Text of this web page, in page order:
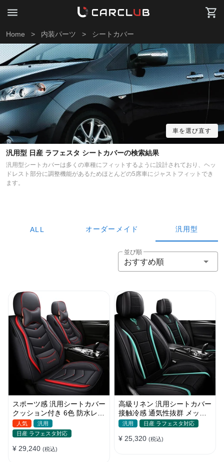
Home > 内装パーツ > シートカバー
車を選び直す
汎用型 日産 ラフェスタ シートカバーの検索結果
汎用型シートカバーは多くの車種にフィットするように設計されており、ヘッ
ドレスト部分に調整機能があるためほとんどの5席車にジャストフィットでき
ます。
ALL オーダーメイド 汎用型
並び順
おすすめ順
スポーツ感 汎用シートカバー
クッション付き 6色 防水レザ
ー 取付簡単 軽/普自動車
人気
汎用
日産 ラフェスタ対応
¥ 29,240 (税込)
高級リネン 汎用シートカバー
接触冷感 通気性抜群 メッシ
ュ生地 スポーツ感 軽/普自動
汎用 日産 ラフェスタ対応
¥ 25,320 (税込)